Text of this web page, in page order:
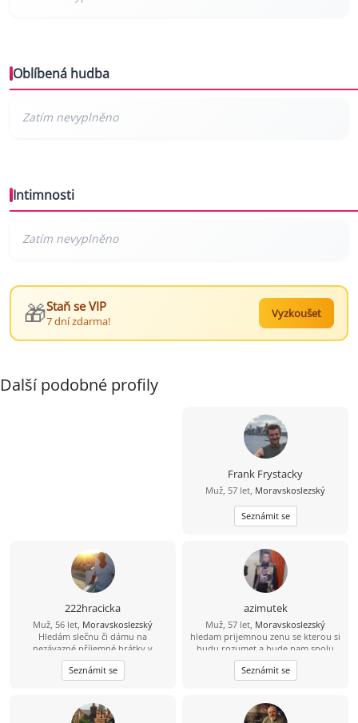
Oblíbená hudba
Intimnosti
🎁Staň se VIP
7 dní zdarma!
Vyzkoušet
Další podobné profily
Frank Frystacky
Muž, 57 let, Moravskoslezský
Seznámit se
222hracicka
Muž, 56 let, Moravskoslezský
Hledám slečnu či dámu na
nezávazné příjemné hrátky v
dopoledních hodinách. Žádné
následné komplikace! :-D Ostravsko
Seznámit se
azimutek
Muž, 57 let, Moravskoslezský
hledam prijemnou zenu se kterou si
budu rozumet a bude nam spolu
fajn
Seznámit se